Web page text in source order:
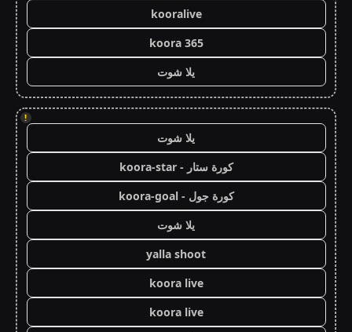
kooralive
koora 365
يلا شوت
!
يلا شوت
كورة ستار - koora-star
كورة جول - koora-goal
يلا شوت
yalla shoot
koora live
koora live